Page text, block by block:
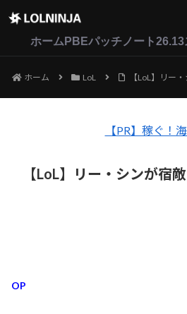
ホーム PBEパッチノート26.13
ホーム LoL 【LoL】リー
【PR】稼ぐ！
【LoL】リー・シンが宿
OP